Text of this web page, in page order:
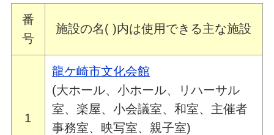
番
号
施設の名( )内は使用できる主な施設
1
龍ケ崎市文化会館
(大ホール、小ホール、リハーサル
室、楽屋、小会議室、和室、主催者
事務室、映写室、親子室)